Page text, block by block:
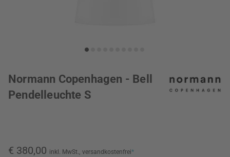
Normann Copenhagen - Bell
Pendelleuchte S
€ 380,00 inkl. MwSt., versandkostenfrei*